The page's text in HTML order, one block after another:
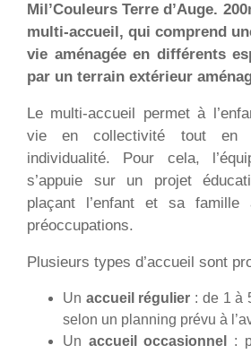
Mil’Couleurs Terre d’Auge.
multi-accueil, qui comprend
vie aménagée en différents
par un terrain extérieur
Le multi-accueil permet à
vie en collectivité tout en
individualité. Pour cela,
s’appuie sur un projet
plaçant l’enfant et sa
préoccupations.
Plusieurs types d’accueil sont
Un accueil régulier : de 1 à
selon un planning prévu à
Un accueil occasionnel
: